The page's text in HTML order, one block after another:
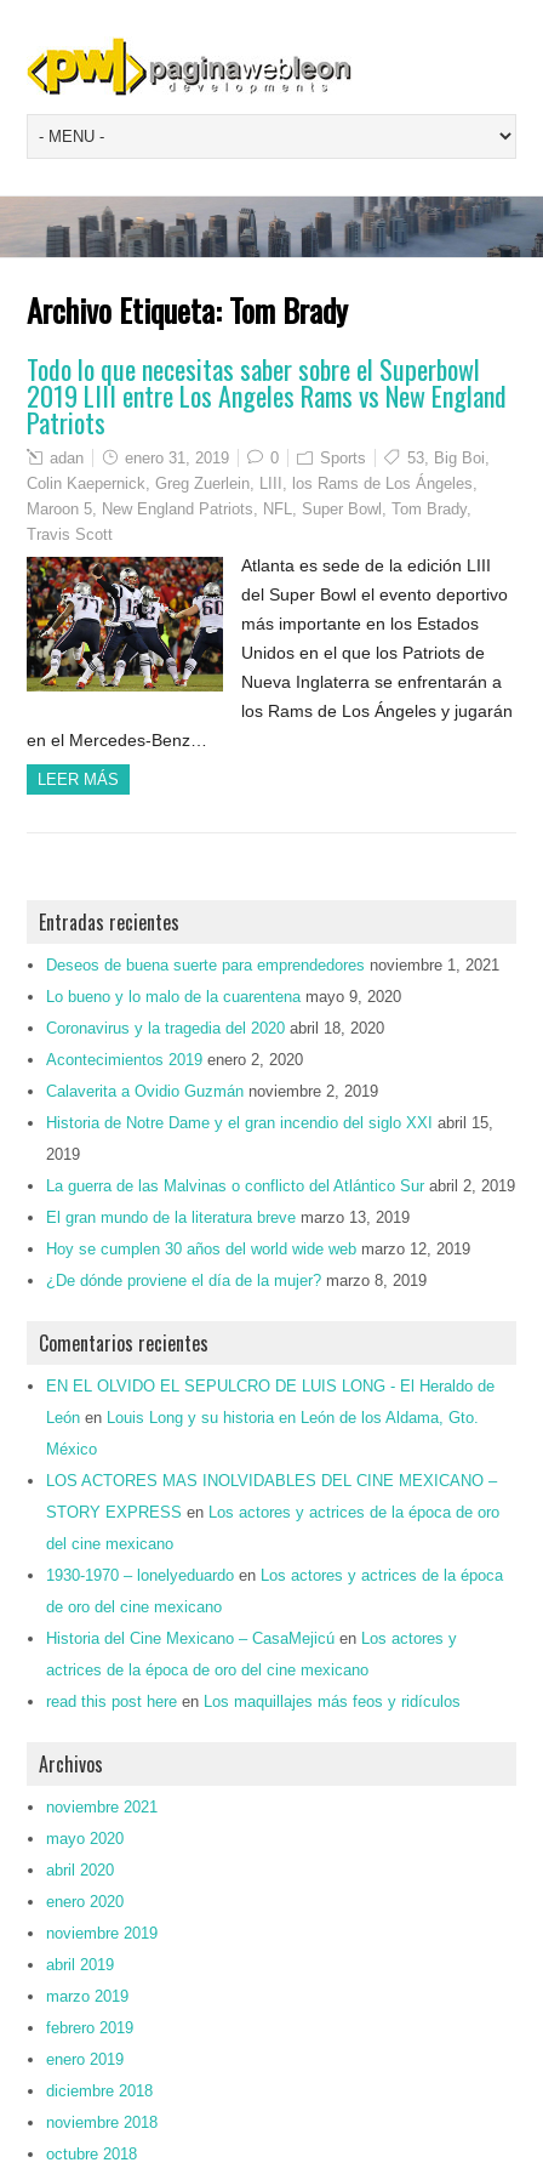
Archivo Etiqueta:Tom Brady
Todo lo que necesitas saber sobre el Superbowl
2019 LIII entre Los Angeles Rams vs New England
Patriots
adan enero 31, 2019 0 Sports 53 Big Boi
Colin Kaepernick ,Greg Zuerlein los Rams de Los Ángeles
Maroon 5
New England Patriots NFL Super Bowl ,Tom Brady,
Travis Scott
Atlanta es sede de la edición LIII
del Super Bowl el evento deportivo
más importante en los Estados
Unidos en el que los Patriots de
Nueva Inglaterra se enfrentarán a
los Rams de Los Ángeles y jugarán
en el Mercedes-Benz…
LEER MÁS
Entradas recientes
Deseos de buena suerte para emprendedores noviembre 1, 2021
Lo bueno y lo malo de la cuarentena mayo 9, 2020
Coronavirus y la tragedia del 2020 abril 18, 2020
Acontecimientos 2019 enero 2, 2020
Calaverita a Ovidio Guzmán noviembre 2, 2019
Historia de Notre Dame y el gran incendio del siglo XXI
abril 15,
2019
La guerra de las Malvinas o conflicto del Atlántico Sur abril 2, 2019
El gran mundo de la literatura breve marzo 13, 2019
Hoy se cumplen 30 años del world wide web marzo 12, 2019
¿De dónde proviene el día de la mujer? marzo 8, 2019
Comentarios recientes
EN EL OLVIDO EL SEPULCRO DE LUIS LONG - El Heraldo de
León en
Louis Long y su historia en León de los Aldama, Gto.
México
LOS ACTORES MAS INOLVIDABLES DEL CINE MEXICANO –
STORY EXPRESS en
Los actores y actrices de la época de oro
del cine mexicano
1930-1970 – lonelyeduardo en
Los actores y actrices de la época
de oro del cine mexicano
Historia del Cine Mexicano – CasaMejicú en
Los actores y
actrices de la época de oro del cine mexicano
read this post here en Los maquillajes más feos y ridículos
Archivos
noviembre 2021
mayo 2020
abril 2020
enero 2020
noviembre 2019
abril 2019
marzo 2019
febrero 2019
enero 2019
diciembre 2018
noviembre 2018
octubre 2018